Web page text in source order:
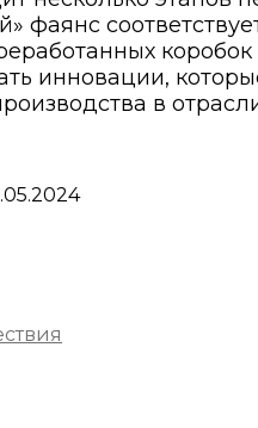
фаянс
инновации,
в